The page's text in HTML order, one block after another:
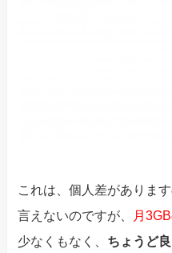
これは、個人差がありま
言えないのですが、
月
少なくもなく、 ちょうど